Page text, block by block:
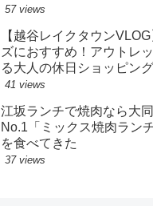
57 views
【越谷レイクタウン
ズにおすすめ！アウトレ
る大人の休日ショッピング
41 views
江坂ランチで焼肉なら大
No.1「ミックス焼肉ラン
を食べてきた
37 views